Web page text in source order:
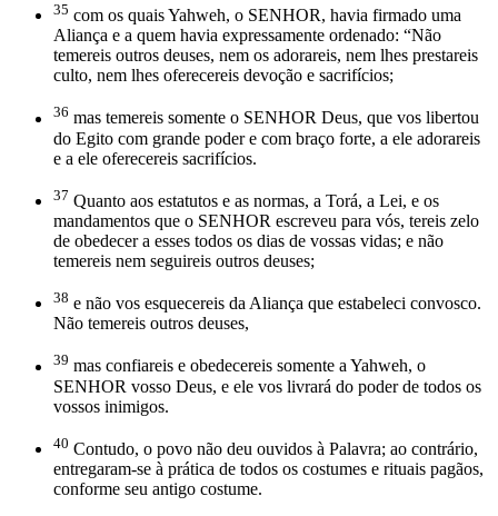
35 com os quais Yahweh, o SENHOR, havia firmado uma
Aliança e a quem havia expressamente ordenado: “Não
temereis outros deuses, nem os adorareis, nem lhes prestareis
culto, nem lhes oferecereis devoção e sacrifícios;
36 mas temereis somente o SENHOR Deus, que vos libertou
do Egito com grande poder e com braço forte, a ele adorareis
e a ele oferecereis sacrifícios.
37 Quanto aos estatutos e as normas, a Torá, a Lei, e os
mandamentos que o SENHOR escreveu para vós, tereis zelo
de obedecer a esses todos os dias de vossas vidas; e não
temereis nem seguireis outros deuses;
38 e não vos esquecereis da Aliança que estabeleci convosco.
Não temereis outros deuses,
39 mas confiareis e obedecereis somente a Yahweh, o
SENHOR vosso Deus, e ele vos livrará do poder de todos os
vossos inimigos.
40 Contudo, o povo não deu ouvidos à Palavra; ao contrário,
entregaram-se à prática de todos os costumes e rituais pagãos,
conforme seu antigo costume.